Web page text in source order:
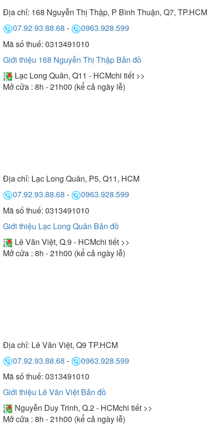
Địa chỉ: 168 Nguyễn Thị Thập, P Bình Thuận, Q7, TP.HCM
07.92.93.88.68 -
0963.928.599
Mã số thuế: 0313491010
Giới thiệu 168 Nguyễn Thị Thập Bản đồ
Lạc Long Quân, Q11 - HCMchi tiết >>
Mở cửa : 8h - 21h00 (kể cả ngày lễ)
Địa chỉ: Lạc Long Quân, P5, Q11, HCM
07.92.93.88.68 -
0963.928.599
Mã số thuế: 0313491010
Giới thiệu Lạc Long Quân Bản đồ
Lê Văn Việt, Q.9 - HCMchi tiết >>
Mở cửa : 8h - 21h00 (kể cả ngày lễ)
Địa chỉ: Lê Văn Việt, Q9 TP.HCM
07.92.93.88.68 -
0963.928.599
Mã số thuế: 0313491010
Giới thiệu Lê Văn Việt Bản đồ
Nguyễn Duy Trinh, Q.2 - HCMchi tiết >>
Mở cửa : 8h - 21h00 (kể cả ngày lễ)